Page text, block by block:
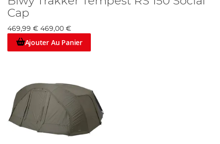
Cap
469,99 € 469,00 €
Ajouter Au Panier